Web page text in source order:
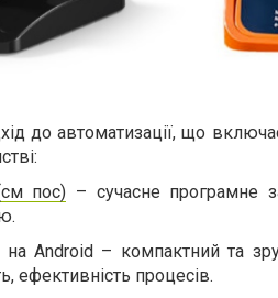
до автоматизації, що
пос) – сучасне програмне
Android – компактний та
ефективність процесів.